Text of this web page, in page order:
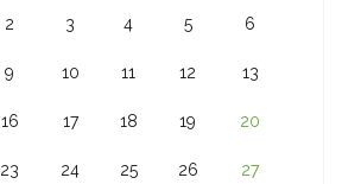
2 3 4 5 6
9 10 11 12 13
16 17 18 19 20
23 24 25 26 27